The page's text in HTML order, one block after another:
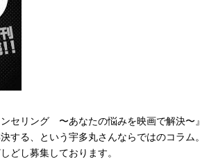
セリング 〜あなたの悩みを映画で解決〜』
する、という宇多丸さんならではのコラム。
どし募集しております。